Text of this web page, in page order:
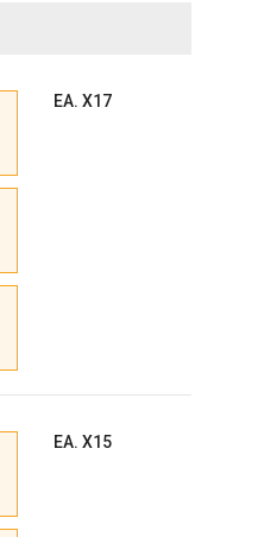
EA. X17
EA. X15